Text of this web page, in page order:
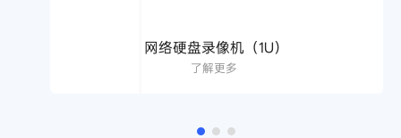
网络硬盘录像机（1U）
了解更多